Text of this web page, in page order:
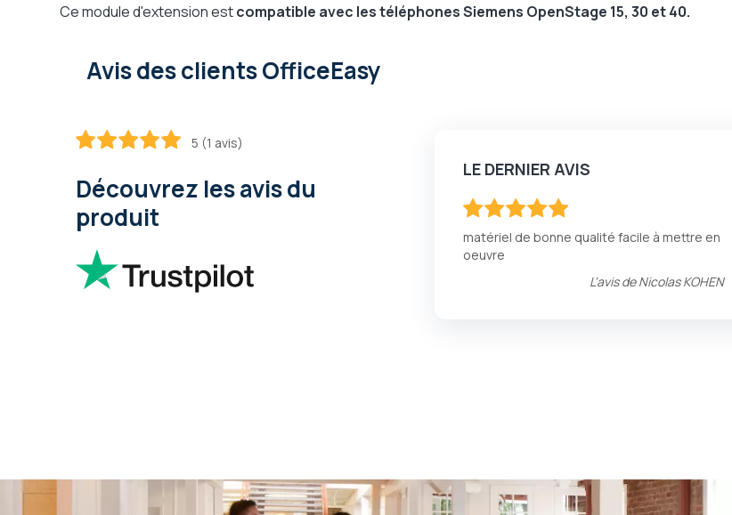
Ce module d'extension estcompatible avec les téléphones Siemens OpenStage 15, 30 et 40.
Avis des clients OfficeEasy
5 (1 avis)
Découvrez les avis du
produit
LE DERNIER AVIS
matériel de bonne qualité facile à mettre en
oeuvre
L'avis deNicolas KOHEN